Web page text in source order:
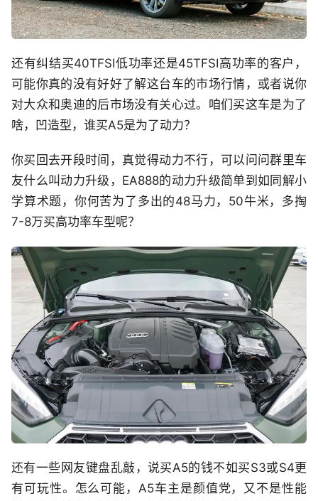
还有纠结买40TFSI低功率还是45TFSI高功率的客户，
可能你真的没有好好了解这台车的市场行情，或者说你
对大众和奥迪的后市场没有关心过。咱们买这车是为了
啥，凹造型，谁买A5是为了动力？
你买回去开段时间，真觉得动力不行，可以问问群里车
友什么叫动力升级，EA888的动力升级简单到如同解小
学算术题，你何苦为了多出的48马力，50牛米，多掏
7-8万买高功率车型呢？
还有一些网友键盘乱敲，说买A5的钱不如买S3或S4更
有可玩性。怎么可能，A5车主是颜值党，又不是性能